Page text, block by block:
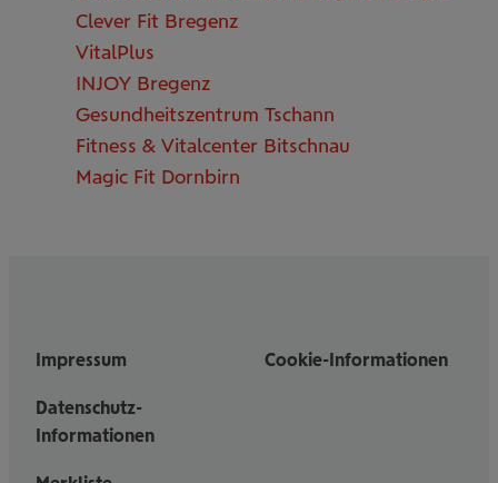
Clever Fit Bregenz
VitalPlus
INJOY Bregenz
Gesundheitszentrum Tschann
Fitness & Vitalcenter Bitschnau
Magic Fit Dornbirn
Impressum
Datenschutz-
Informationen
Cookie-Informationen